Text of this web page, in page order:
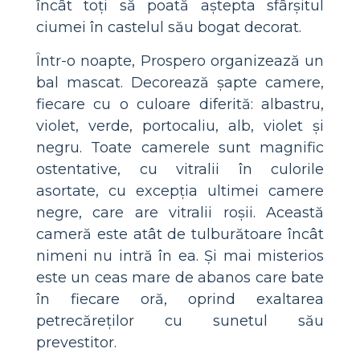
încât toți să poată aștepta sfârșitul
ciumei în castelul său bogat decorat.
Într-o noapte, Prospero organizează un
bal mascat. Decorează șapte camere,
fiecare cu o culoare diferită: albastru,
violet, verde, portocaliu, alb, violet și
negru. Toate camerele sunt magnific
ostentative, cu vitralii în culorile
asortate, cu excepția ultimei camere
negre, care are vitralii roșii. Această
cameră este atât de tulburătoare încât
nimeni nu intră în ea. Și mai misterios
este un ceas mare de abanos care bate
în fiecare oră, oprind exaltarea
petrecăreților cu sunetul său
prevestitor.